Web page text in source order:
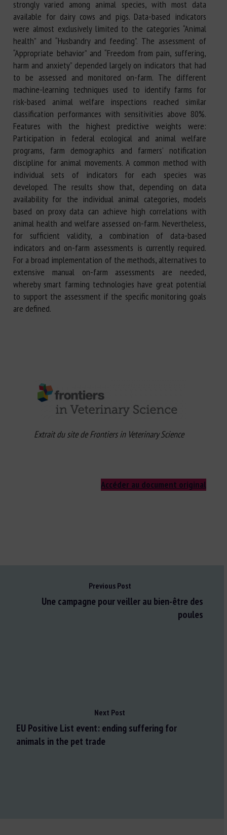
strongly varied among animal species, with most data
available for dairy cows and pigs. Data-based indicators
were almost exclusively limited to the categories “Animal
health” and “Husbandry and feeding”. The assessment of
“Appropriate behavior” and “Freedom from pain, suffering,
harm and anxiety” depended largely on indicators that had
to be assessed and monitored on-farm. The different
machine-learning techniques used to identify farms for
risk-based animal welfare inspections reached similar
classification performances with sensitivities above 80%.
Features with the highest predictive weights were:
Participation in federal ecological and animal welfare
programs, farm demographics and farmers’ notification
discipline for animal movements. A common method with
individual sets of indicators for each species was
developed. The results show that, depending on data
availability for the individual animal categories, models
based on proxy data can achieve high correlations with
animal health and welfare assessed on-farm. Nevertheless,
for sufficient validity, a combination of data-based
indicators and on-farm assessments is currently required.
For a broad implementation of the methods, alternatives to
extensive manual on-farm assessments are needed,
whereby smart farming technologies have great potential
to support the assessment if the specific monitoring goals
are defined.
Extrait du site de Frontiers in Veterinary Science
Accéder au document original
Previous Post
Une campagne pour veiller au bien-être des
poules
Next Post
EU Positive List event: ending suffering for
animals in the pet trade